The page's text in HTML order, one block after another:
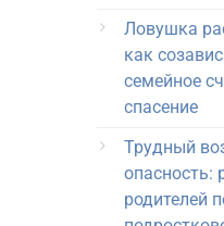
Ловушка
как
семейное
спасение
Трудный
опасность:
родителей